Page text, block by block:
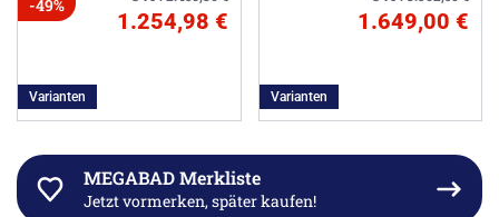
-49%
1.254,98 €
Varianten
1.649,00 €
Varianten
MEGABAD Merkliste
Jetzt vormerken, später kaufen!